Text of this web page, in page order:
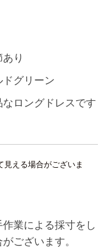
り
リーン
ングドレスです
見える場合がございま
業による採寸をし
ございます。